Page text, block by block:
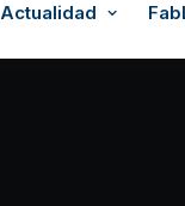
Actualidad